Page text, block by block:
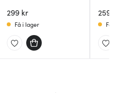
299 kr
Få i lager
259
Få